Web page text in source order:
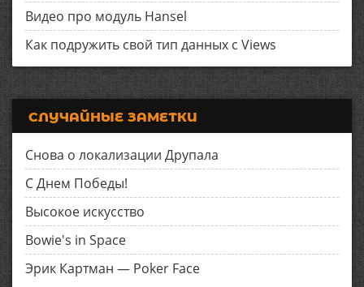
Видео про модуль Hansel
Как подружить свой тип данных с Views
СЛУЧАЙНЫЕ ЗАМЕТКИ
Снова о локализации Друпала
С Днем Победы!
Высокое искусство
Bowie's in Space
Эрик Картман — Poker Face